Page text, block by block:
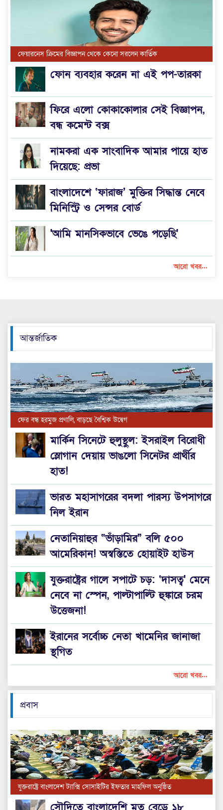
ফেয়ারনেস ক্রিমের বিজ্ঞাপন থেকে কেনো সরলেন কার্তিক
ফোন ব্যবহার করেন না এই পপ-তারকা
ফিরে এলো কোকাকোলার সেই বিজ্ঞাপন,
বন্ধ কমেন্ট বক্স
নামকরা এক সাংবাদিক আমার পায়ে হাত
দিয়েছে: প্রভা
বাংলাদেশে ‘ফারাজ’ মুক্তির সিদ্ধান্ত নেবে
মিনিস্ট্রি ও সেন্সর বোর্ড
'আমি মানসিকভাবে ভেঙে পড়েছি'
আরো খবর...
আন্তর্জাতিক
ফের বন্ধ হরমুজ প্রণালি, বাড়ছে বৈশ্বিক উদ্বেগ
মার্কিন সিনেটে হুলুস্থুল: ইসরাইল বিরোধী
স্লোগান দেয়ায় ভাঙলো সিনেটর প্রার্থীর
হাত!
ভারত মহাসাগরের বদলা পারস্য উপসাগরে
নিল ইরান
নেতানিয়াহুর “ভাঁড়ামির” বলি ৫০০
আমেরিকান! অস্বস্তিতে হোয়াইট হাউস
যুক্তরাষ্ট্রের গালে সপাটে চড়: ‘দাসত্ব' মেনে
নেবে না স্পেন, পাল্টাপাল্টি হুঙ্কারে চরম
উত্তেজনা!
ইরানের সর্বোচ্চ নেতা খামেনির জানাজা
স্থগিত
আরো খবর...
প্রবাস
যুক্তরাষ্ট্রে বাংলাদেশ ট্যাক্সি সোসাইটির ইফতার মাহফিল অনুষ্ঠিত
সৌ‌দি‌তে বাংলা‌দে‌শি‌ মৃ‌ত বে‌ড়ে ১৮